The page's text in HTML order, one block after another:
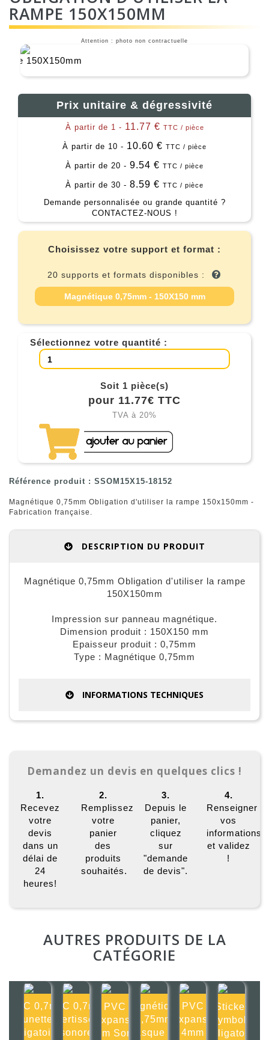
RAMPE 150X150MM
Attention : photo non contractuelle
Prix unitaire & dégressivité
À partir de 1 - 11.77 € TTC / pièce
À partir de 10 - 10.60 € TTC / pièce
À partir de 20 - 9.54 € TTC / pièce
À partir de 30 - 8.59 € TTC / pièce
Demande personnalisée ou grande quantité ?
CONTACTEZ-NOUS !
Choisissez votre support et format :
20 supports et formats disponibles :
Magnétique 0,75mm - 150X150 mm
Sélectionnez votre quantité :
Soit 1 pièce(s)
pour 11.77€ TTC
TVA à 20%
Référence produit : SSOM15X15-18152
Magnétique 0,75mm Obligation d'utiliser la rampe 150x150mm -
Fabrication française.
DESCRIPTION DU PRODUIT
Magnétique 0,75mm Obligation d'utiliser la rampe
150X150mm
Impression sur panneau magnétique.
Dimension produit : 150X150 mm
Epaisseur produit : 0,75mm
Type : Magnétique 0,75mm
INFORMATIONS TECHNIQUES
Demandez un devis en quelques clics !
1.
Recevez
votre
devis
dans un
délai de
24
heures!
2.
Remplissez
votre
panier
des
produits
souhaités.
3.
Depuis le
panier,
cliquez
sur
"demande
de devis".
4.
Renseigner
vos
informations
et validez
!
AUTRES PRODUITS DE LA
CATÉGORIE
PVC 0,7mm
Lunettes
obligatoires
PVC 0,7mm
Avertisseur
sonore
PVC
Expansé
4mm Sortie
Magnétique
0,75mm
Casque de
PVC
Expansé
4mm
Sticker
Symbole
obligatoire